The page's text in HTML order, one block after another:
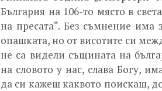
България на 106-то място в
на пресата“. Без съмнение има
опашката, но от висотите си
не са видели същината на
на словото у нас, слава Богу,
да си кажеш каквото поискаш,